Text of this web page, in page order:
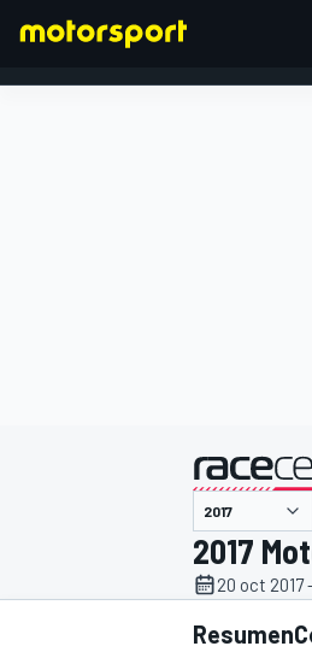
INDYCAR
2017
20 oct 2017
Resumen